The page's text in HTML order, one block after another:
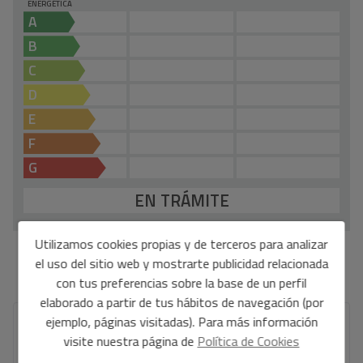
ENERGÉTICA
A
B
C
D
E
F
G
EN TRÁMITE
*Esta información está sujeta a errores y no forma parte de ningún contrato. La oferta
puede ser modificada o retirada sin previo aviso. El precio no incluye los costes de la
Tu nombre completo *
Utilizamos cookies propias y de terceros para analizar
el uso del sitio web y mostrarte publicidad relacionada
con tus preferencias sobre la base de un perfil
elaborado a partir de tus hábitos de navegación (por
ejemplo, páginas visitadas). Para más información
visite nuestra página de Política de Cookies